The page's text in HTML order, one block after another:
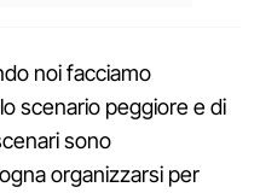
noi facciamo
scenario peggiore e di
sono
organizzarsi per